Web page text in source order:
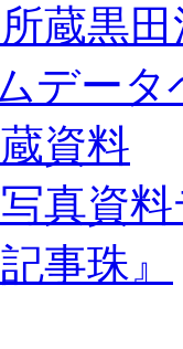
蔵黒
データ
資料
真資
事珠』